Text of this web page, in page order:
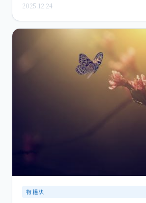
2025.12.24
物權法